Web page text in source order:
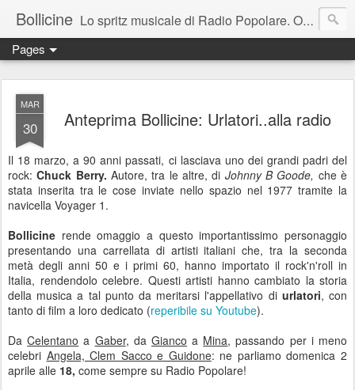
Bollicine Lo spritz musicale di Radio Popolare. Ogni domenica dalle 16.30 alle 17.30
Pages
MAR
30 Anteprima Bollicine: Urlatori..alla radio
Il 18 marzo, a 90 anni passati, ci lasciava uno dei grandi padri del
rock:Chuck Berry.Autore, tra le altre, di Johnny B Goode, che è
stata inserita tra le cose inviate nello spazio nel 1977 tramite la
navicella Voyager 1.
Bollicine rende omaggio a questo importantissimo personaggio
presentando una carrellata di artisti italiani che, tra la seconda
metà degli anni 50 e i primi 60, hanno importato il rock'n'roll in
Italia, rendendolo celebre. Questi artisti hanno cambiato la storia
della musica a tal punto da meritarsi l'appellativo di urlatori, con
tanto di film a loro dedicato (reperibile su Youtube).
DaCelentano a Gaber, da Gianco a Mina, passando per i meno
celebri Angela, Clem Sacco e Guidone: ne parliamo domenica 2
aprile alle 18, come sempre su Radio Popolare!